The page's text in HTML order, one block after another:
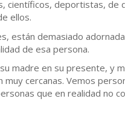
científicos, deportistas, de
ellos.
están demasiado
de esa persona.
madre en su presente, y
cercanas. Vemos
que en realidad no